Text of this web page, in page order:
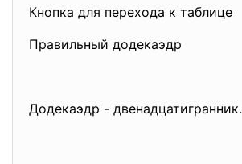
Кнопка для перехода к таблице
Правильный додекаэдр
Додекаэдр - двенадцатигранник.